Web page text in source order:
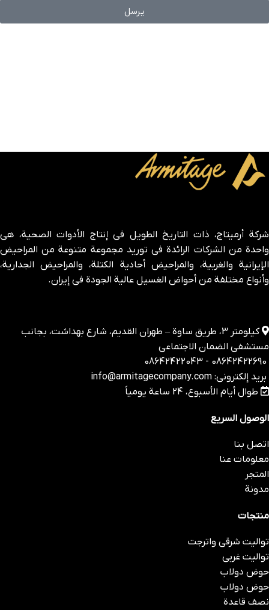
يرسل
شركة أرميتاج، ذات التاريخ الطويل في إنتاج الأدوات الصحية، هي
واحدة من الشركات الرائدة في توريد مجموعة متنوعة من المراحيض
الإيرانية والغربية، والمراحيض أحادية الكتلة، والمراحيض الجدارية،
وأنواع مختلفة من أحواض الغسيل عالية الجودة في إيران.
كيلومتر 3، طريق ساوة – طهران القديم، شارع بهداشت، بجانب
مستشفى الضمان الاجتماعي
08642422690 - 08642422043
بريد إلكتروني: info@armitagecompany.com
طوال أيام الأسبوع، 24 ساعة يومياً
الوصول السريع
اتصل بنا
معلومات عنا
المتجر
مدونة
منتجات
توالیت شرقی واترجت
توالیت غربی
حوض دولاب
حوض دولاب
نصف قاعدة